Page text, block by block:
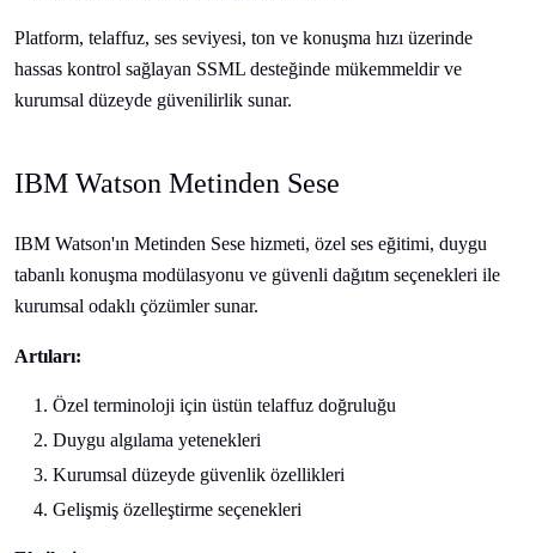
Platform, telaffuz, ses seviyesi, ton ve konuşma hızı üzerinde
hassas kontrol sağlayan SSML desteğinde mükemmeldir ve
kurumsal düzeyde güvenilirlik sunar.
IBM Watson Metinden Sese
IBM Watson'ın Metinden Sese hizmeti, özel ses eğitimi, duygu
tabanlı konuşma modülasyonu ve güvenli dağıtım seçenekleri ile
kurumsal odaklı çözümler sunar.
Artıları:
Özel terminoloji için üstün telaffuz doğruluğu
Duygu algılama yetenekleri
Kurumsal düzeyde güvenlik özellikleri
Gelişmiş özelleştirme seçenekleri